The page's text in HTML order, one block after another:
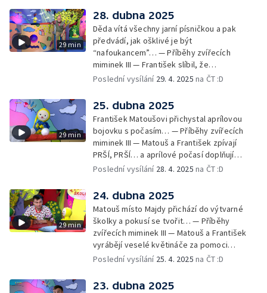
Obrázky a rozloučení
29 min
28. dubna 2025
Děda vítá všechny jarní písničkou a pak
předvádí, jak ošklivé je být
“nafoukancem”… — Příběhy zvířecích
miminek III — František slíbil, že
nafoukancem nikdy nebude a děda mu písní
Cvoček astronautem — Obrázky a
rozloučení
Poslední vysílání 29. 4. 2025 na ČT :D
29 min
25. dubna 2025
František Matoušovi přichystal aprílovou
bojovku s počasím… — Příběhy zvířecích
miminek III — Matouš a František zpívají
PRŠÍ, PRŠÍ… a aprílové počasí doplňují
deštěm… — Cvoček astronautem —
Poslední vysílání 28. 4. 2025 na ČT :D
29 min
24. dubna 2025
Matouš místo Majdy přichází do výtvarné
školky a pokusí se tvořit… — Příběhy
zvířecích miminek III — Matouš a František
vyrábějí veselé květináče za pomoci
skořápek z velikonočních vajíček… —
obrázky + rozloučení
Poslední vysílání 25. 4. 2025 na ČT :D
23. dubna 2025